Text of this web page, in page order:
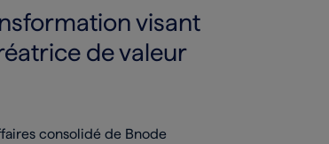
visant
de valeur
consolidé de Bnode